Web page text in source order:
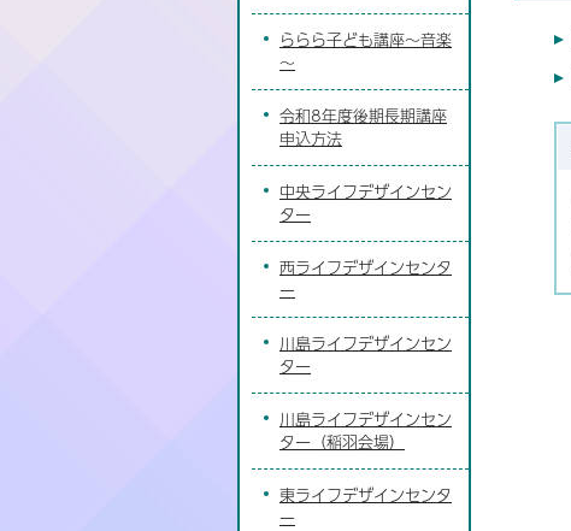
ららら子ども講座～音楽
～
令和8年度後期長期講座
申込方法
中央ライフデザインセン
ター
西ライフデザインセンタ
ー
川島ライフデザインセン
ター
川島ライフデザインセン
ター（稲羽会場）
東ライフデザインセンタ
ー